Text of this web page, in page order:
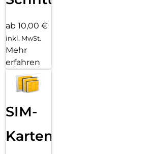
ab 10,00 €
inkl. MwSt.
Mehr
erfahren
SIM-
Karten